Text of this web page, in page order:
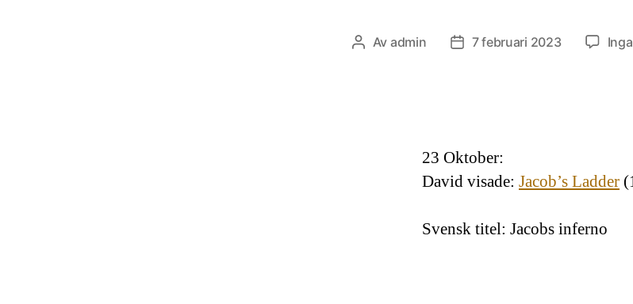
Inläggsförfattare
Av admin Inläggsdatum
7 februari 2023
23 Oktober:
David visade: Jacob’s Ladder
Svensk titel: Jacobs inferno